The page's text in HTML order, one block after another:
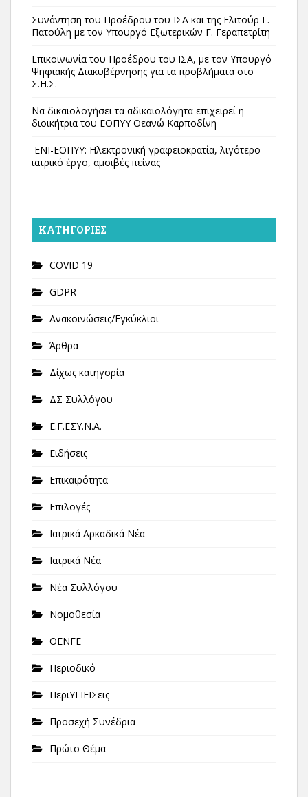
Συνάντηση του Προέδρου του ΙΣΑ και της Ελιτούρ Γ.
Πατούλη με τον Υπουργό Εξωτερικών Γ. Γεραπετρίτη
Επικοινωνία του Προέδρου του ΙΣΑ, με τον Υπουργό
Ψηφιακής Διακυβέρνησης για τα προβλήματα στο
Σ.Η.Σ.
Να δικαιολογήσει τα αδικαιολόγητα επιχειρεί η
διοικήτρια του ΕΟΠΥΥ Θεανώ Καρποδίνη
ΕΝΙ-ΕΟΠΥΥ: Ηλεκτρονική γραφειοκρατία, λιγότερο
ιατρικό έργο, αμοιβές πείνας
KΑΤΗΓΟΡΊΕΣ
COVID 19
GDPR
Ανακοινώσεις/Εγκύκλιοι
Άρθρα
Δίχως κατηγορία
ΔΣ Συλλόγου
Ε.Γ.ΕΣΥ.Ν.Α.
Ειδήσεις
Επικαιρότητα
Επιλογές
Ιατρικά Αρκαδικά Νέα
Ιατρικά Νέα
Νέα Συλλόγου
Νομοθεσία
ΟΕΝΓΕ
Περιοδικό
ΠεριΥΓΙΕΙΣεις
Προσεχή Συνέδρια
Πρώτο Θέμα